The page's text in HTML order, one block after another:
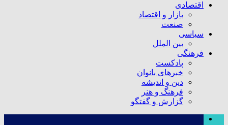
اقتصادی
بازار و اقتصاد
صنعت
سیاسی
بین الملل
فرهنگی
پادکست
خبرهای بانوان
دین و اندیشه
فرهنگ و هنر
گزارش و گفتگو